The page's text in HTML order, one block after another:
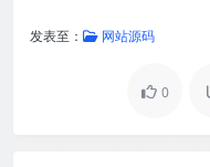
发表至： 网站源码
0